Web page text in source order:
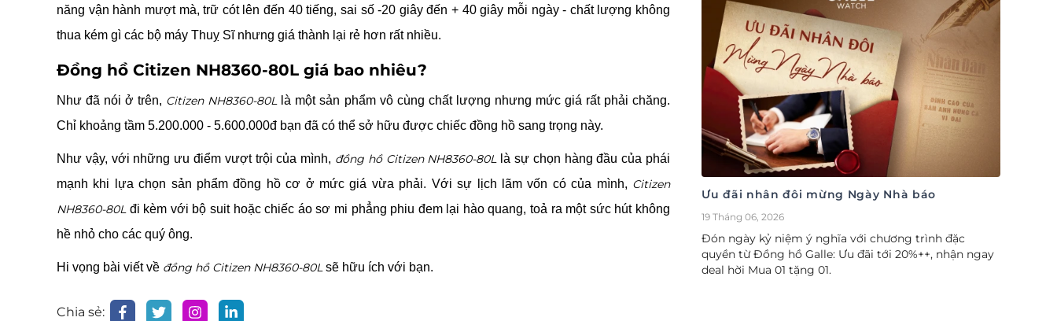
năng vận hành mượt mà, trữ cót lên đến 40 tiếng, sai số -20 giây đến + 40 giây mỗi ngày - chất lượng không
thua kém gì các bộ máy Thuỵ Sĩ nhưng giá thành lại rẻ hơn rất nhiều.
Đồng hồ Citizen NH8360-80L giá bao nhiêu?
Như đã nói ở trên, Citizen NH8360-80Llà một sản phẩm vô cùng chất lượng nhưng mức giá rất phải chăng.
Chỉ khoảng tầm 5.200.000 - 5.600.000đ bạn đã có thể sở hữu được chiếc đồng hồ sang trọng này.
Như vậy, với những ưu điểm vượt trội của mình, đồng hồ Citizen NH8360-80Llà sự chọn hàng đầu của phái
mạnh khi lựa chọn sản phẩm đồng hồ cơ ở mức giá vừa phải. Với sự lịch lãm vốn có của mình, Citizen
NH8360-80Lđi kèm với bộ suit hoặc chiếc áo sơ mi phẳng phiu đem lại hào quang, toả ra một sức hút không
hề nhỏ cho các quý ông.
Hi vọng bài viết về đồng hồ Citizen NH8360-80Lsẽ hữu ích với bạn.
Chia sẻ:
Ưu đãi nhân đôi mừng Ngày Nhà báo
19 Tháng 06, 2026
Đón ngày kỷ niệm ý nghĩa với chương trình đặc
quyền từ Đồng hồ Galle: Ưu đãi tới 20%++, nhận ngay
deal hời Mua 01 tặng 01.